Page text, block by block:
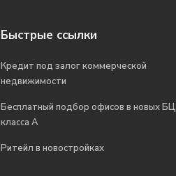
Быстрые ссылки
Кредит под залог коммерческой
недвижимости
Бесплатный подбор офисов в новых БЦ
класса А
Ритейл в новостройках